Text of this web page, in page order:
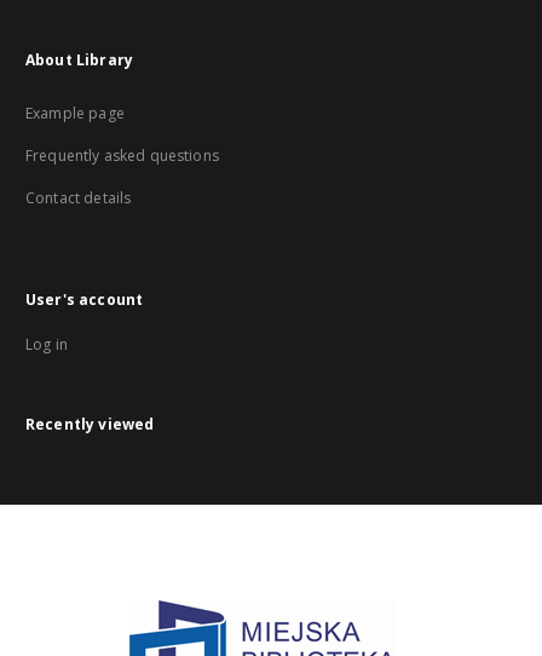
About Library
Example page
Frequently asked questions
Contact details
User's account
Log in
Recently viewed